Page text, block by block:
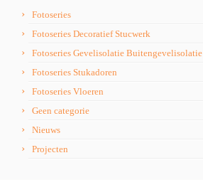
Fotoseries
Fotoseries Decoratief Stucwerk
Fotoseries Gevelisolatie Buitengevelisolatie
Fotoseries Stukadoren
Fotoseries Vloeren
Geen categorie
Nieuws
Projecten